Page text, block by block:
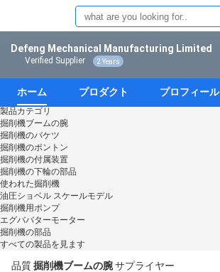
Defeng Mechanical Manufacturing Limited
Verified Supplier 2 Years
ホーム プロダクト プロフィール
製品カテゴリ
掘削機ブームの腕
掘削機のバケツ
掘削機のポントン
掘削機の付属装置
掘削機の下輪の部品
使われた掘削機
油圧ショベル スケールモデル
掘削機用ポンプ
エグババターモーター
掘削機の部品
すべての製品を見ます
品質掘削機ブームの腕サプライヤー